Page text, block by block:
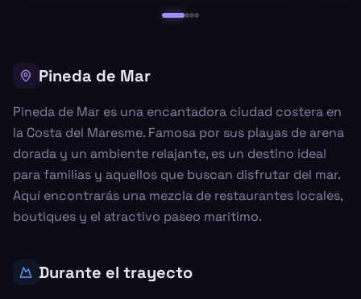
Pineda de Mar
Pineda de Mar es una encantadora ciudad costera en
la Costa del Maresme. Famosa por sus playas de arena
dorada y un ambiente relajante, es un destino ideal
para familias y aquellos que buscan disfrutar del mar.
Aquí encontrarás una mezcla de restaurantes locales,
boutiques y el atractivo paseo marítimo.
Durante el trayecto